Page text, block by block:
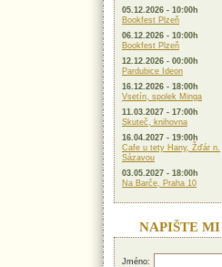
05.12.2026 - 10:00h
Bookfest Plzeň
06.12.2026 - 10:00h
Bookfest Plzeň
12.12.2026 - 00:00h
Pardubice Ideon
16.12.2026 - 18:00h
Vsetín, spolek Minga
11.03.2027 - 17:00h
Skuteč, knihovna
16.04.2027 - 19:00h
Cafe u tety Hany, Žďár n.
Sázavou
03.05.2027 - 18:00h
Na Barče, Praha 10
NAPIŠTE MI
Jméno: